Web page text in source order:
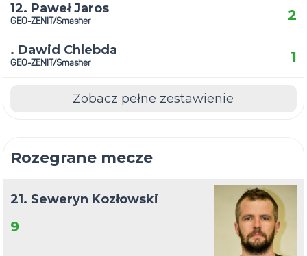
12. Paweł Jaros
GEO-ZENIT/Smasher 2
. Dawid Chlebda
GEO-ZENIT/Smasher 1
Zobacz pełne zestawienie
Rozegrane mecze
21. Seweryn Kozłowski
9